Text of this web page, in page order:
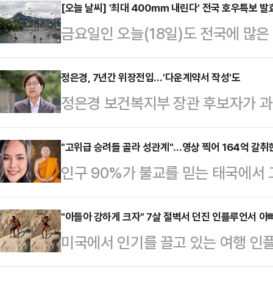
는 목소리가 나온다. 친윤계가 지선
'도로친윤당' 이미지를 줄 수 있어
나 완전 당원 공천제 등 공천 제도
차단해야 한다는 의견을 내고 있다
지 16개 지역의 시도당위원장 선출
는 이번 시도…
[오늘 날씨] '최대 400㎜ 내린다' 전국 호우특보 발
금요일인 오늘(18일)도 전국에 많
하고 많은 비가 내릴 예정이라 주의
지역에 돌풍과 천둥번개를 동반한
다. 남부지방과 제주도의 경우 19
총 예상 강수량은 ▲서울·인천·
▲서해5도 5~20㎜ ▲강원 내륙·
150㎜ 이상) ▲강원 동해안
세종·충남 …
정은경, 7년간 위장전입…'다운계약서 작성'도
정은경 보건복지부 장관 후보자가
됐다. 또 정 후보자의 남편은 한 아
낮춰 작성하는 '다운 계약서'를 작
성동 국민의힘 의원실에 제출한 인
득, 자녀 진학 등을 위해 실제 거주
냐'는 질문에 "과거 결혼 직후 자녀
지가 일치하지 않은 시기가 있었다
1999년 6…
"고위급 승려들 골라 성관계"…영상 찍어 164억 갈
인구 90%가 불교를 믿는 태국에서
맺고 100억원대에 달하는 거액을
사회에 충격을 주고 있다.16일(현
면 태국 경찰은 전날 태국 중부 논
반 여성 위라완 엠사왓을 갈취, 자
"아들아 강하게 크자" 7살 절벽서 던진 인플루언서 아
미국에서 인기를 끌고 있는 여행 인
며 7세 아들을 절벽에서 던지는 모